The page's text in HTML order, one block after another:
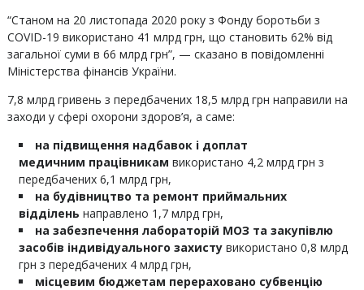
“Станом на 20 листопада 2020 року з Фонду боротьби з
COVID-19 використано 41 млрд грн, що становить 62% від
загальної суми в 66 млрд грн”, — сказано в повідомленні
Міністерства фінансів України.
7,8 млрд гривень з передбачених 18,5 млрд грн направили на
заходи у сфері охорони здоров’я, а саме:
на підвищення надбавок і доплат
медичним працівникам використано 4,2 млрд грн з
передбачених 6,1 млрд грн,
на будівництво та ремонт приймальних
відділень направлено 1,7 млрд грн,
на забезпечення лабораторій МОЗ та закупівлю
засобів індивідуального захистувикористано 0,8 млрд
грн з передбачених 4 млрд грн,
місцевим бюджетам перераховано субвенцію